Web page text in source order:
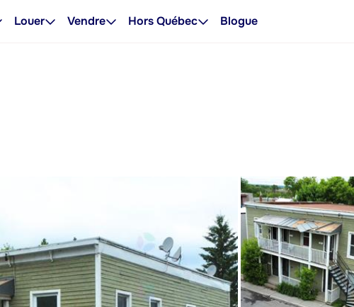
Louer Vendre Hors Québec Blogue